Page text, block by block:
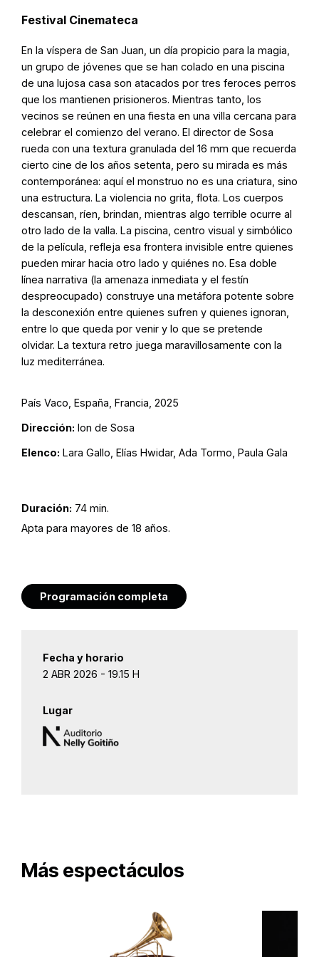
Festival Cinemateca
En la víspera de San Juan, un día propicio para la magia,
un grupo de jóvenes que se han colado en una piscina
de una lujosa casa son atacados por tres feroces perros
que los mantienen prisioneros. Mientras tanto, los
vecinos se reúnen en una fiesta en una villa cercana para
celebrar el comienzo del verano. El director de Sosa
rueda con una textura granulada del 16 mm que recuerda
cierto cine de los años setenta, pero su mirada es más
contemporánea: aquí el monstruo no es una criatura, sino
una estructura. La violencia no grita, flota. Los cuerpos
descansan, ríen, brindan, mientras algo terrible ocurre al
otro lado de la valla. La piscina, centro visual y simbólico
de la película, refleja esa frontera invisible entre quienes
pueden mirar hacia otro lado y quiénes no. Esa doble
línea narrativa (la amenaza inmediata y el festín
despreocupado) construye una metáfora potente sobre
la desconexión entre quienes sufren y quienes ignoran,
entre lo que queda por venir y lo que se pretende
olvidar. La textura retro juega maravillosamente con la
luz mediterránea.
País Vaco, España, Francia, 2025
Dirección: Ion de Sosa
Elenco: Lara Gallo, Elías Hwidar, Ada Tormo, Paula Gala
Duración: 74 min.
Apta para mayores de 18 años.
Programación completa
Fecha y horario
2 ABR 2026 - 19.15 H
Lugar
Más espectáculos